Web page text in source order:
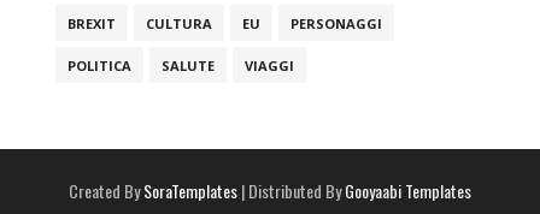
BREXIT CULTURA EU PERSONAGGI
POLITICA SALUTE VIAGGI
Created BySoraTemplates| Distributed ByGooyaabi Templates